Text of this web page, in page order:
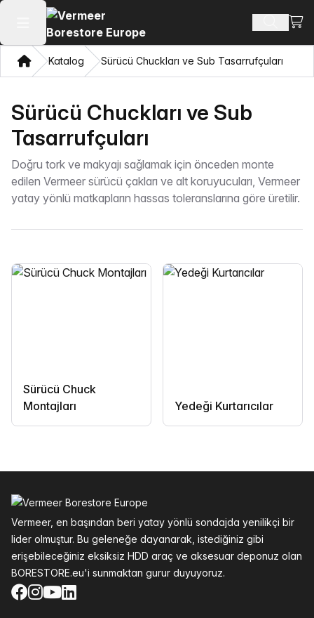
Ana menüyü aç Ürün ara
Ev Katalog Sürücü Chuckları ve Sub Tasarrufçuları
Sürücü Chuckları ve Sub
Tasarrufçuları
Doğru tork ve makyajı sağlamak için önceden monte
edilen Vermeer sürücü çakları ve alt koruyucuları, Vermeer
yatay yönlü matkapların hassas toleranslarına göre üretilir.
Sürücü Chuck
Montajları
Yedeği Kurtarıcılar
Vermeer, en başından beri yatay yönlü sondajda yenilikçi bir
lider olmuştur. Bu geleneğe dayanarak, istediğiniz gibi
erişebileceğiniz eksiksiz HDD araç ve aksesuar deponuz olan
BORESTORE.eu'i sunmaktan gurur duyuyoruz.
Facebook
Instagram
YouTube
LinkedIn